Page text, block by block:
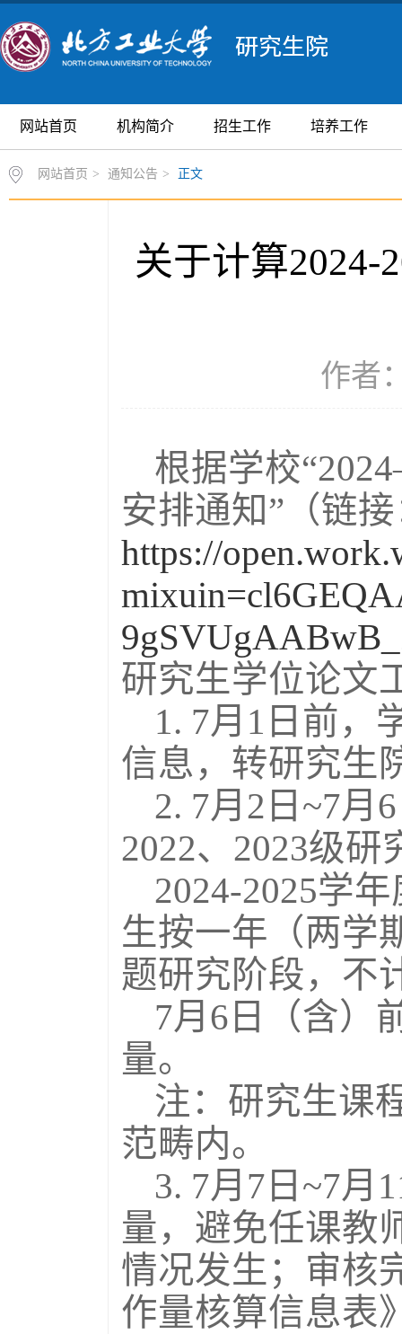
网站首页 机构简介 招生工作 培养工作
网站首页 > 通知公告 > 正文
关于计算2024-
作者
根据学校“2024
安排通知”（链
https://
研究生学位论文
1. 7月1日前，
信息，转研究生
2. 7月2日 ~7月
2022、 2023级研
2024-2025学年
生按一年（两学
题研究阶段，不
7月6日（含）
量。
注：研究生课
范畴内。
3. 7月7日 ~7月
量，避免任课教
情况发生；审核
作量核算信息表